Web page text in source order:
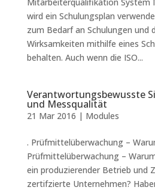
wird ein Schulungsplan
zum Bedarf an Schulungen und
Wirksamkeiten mithilfe eines
behalten. Auch wenn die ISO...
Verantwortungsbewusste
und Messqualität
21 Mar 2016 | Modules
. Prüfmittelüberwachung –
Prüfmittelüberwachung –
ein produzierender Betrieb und
zertifzierte Unternehmen?